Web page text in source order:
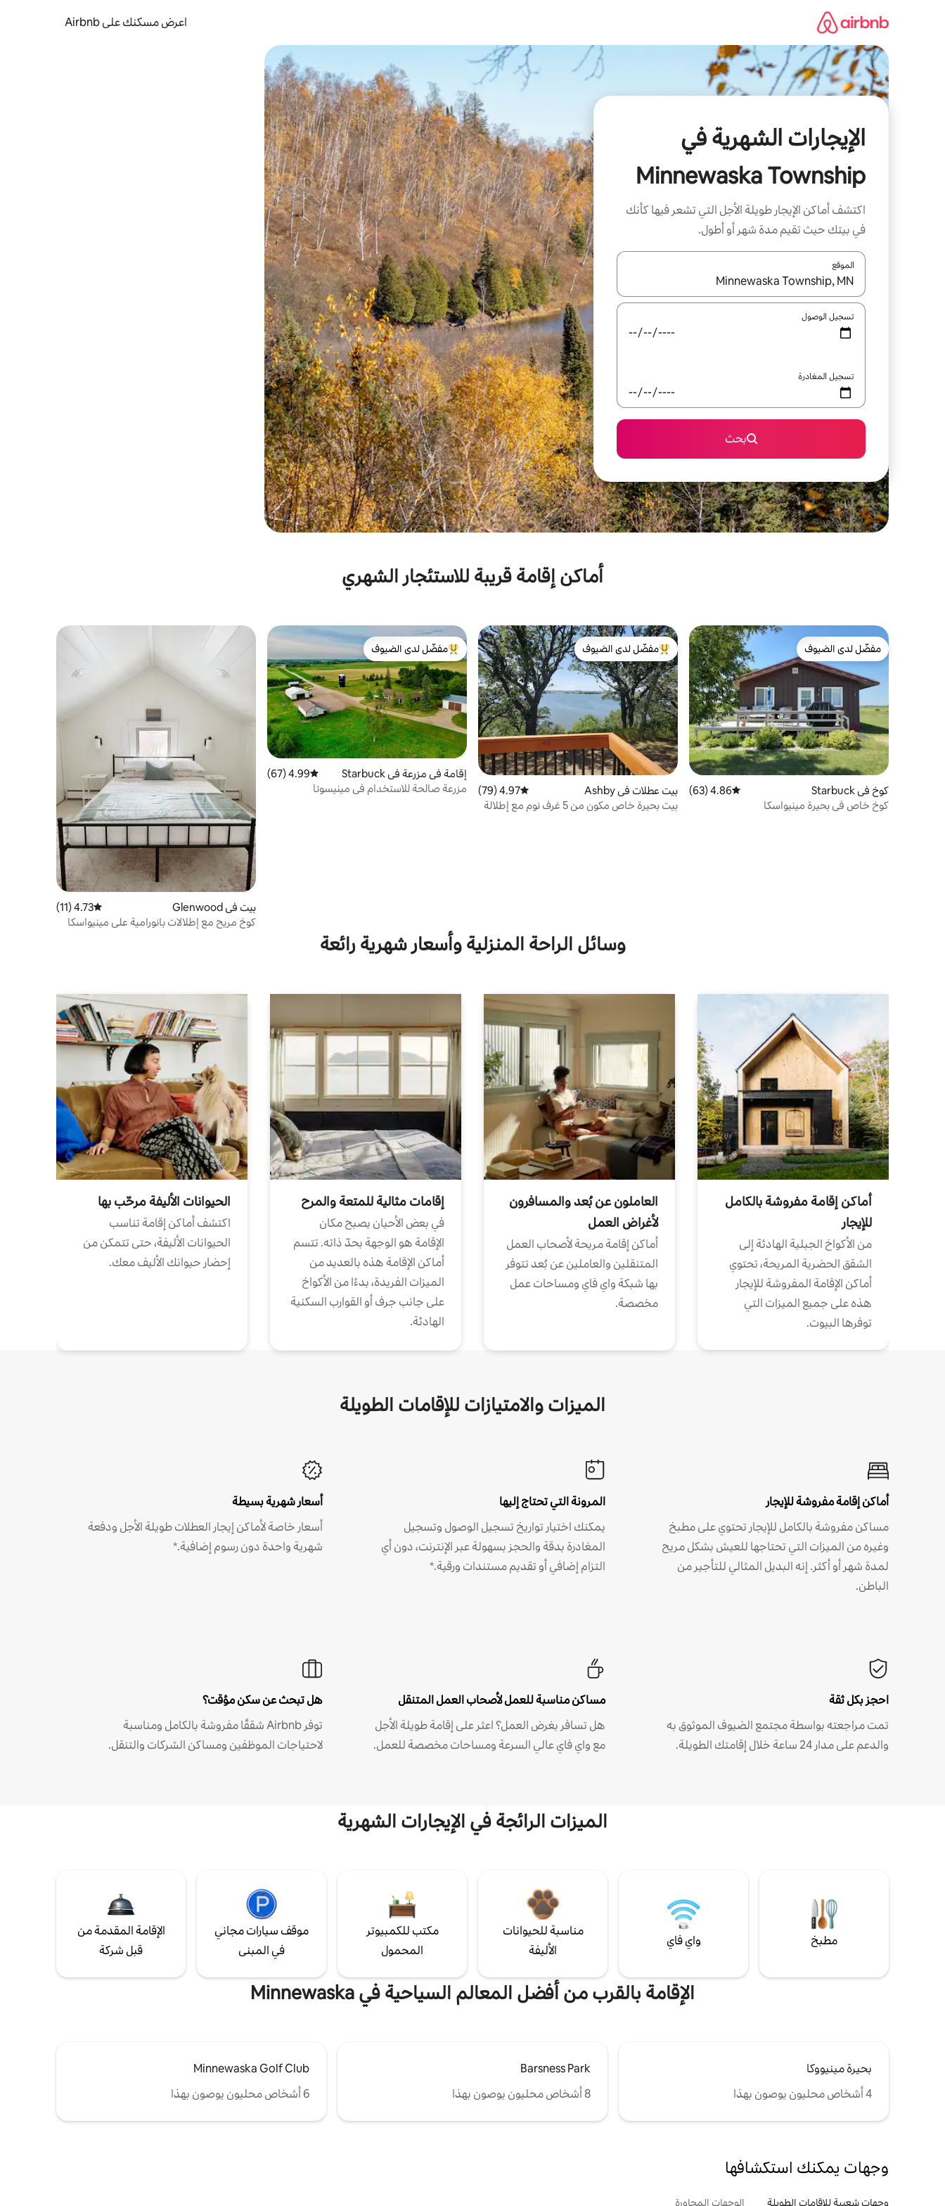
اعرض مسكنك على Airbnb
الإيجارات الشهرية في
Minnewaska Township
اكتشف أماكن الإيجار طويلة الأجل التي تشعر فيها كأنك
في بيتك حيث تقيم مدة شهر أو أطول.
الموقع
عند توفر النتائج، انتقل باستخدام السهمين لأعلى ولأسفل أو استكشف عن طريق اللمس أو السحب.
تسجيل الوصول
تسجيل المغادرة
بحث
أماكن إقامة قريبة للاستئجار الشهري
مفضّل لدى الضيوف
مفضّل لدى الضيوف
كوخ في Starbuck متوسط التقييم 4.86 من 5، 63 مراجعات
4.86 (63)
كوخ خاص في بحيرة مينيواسكا
من أبرز البيوت المفضّلة لدى الضيوف
مفضّل لدى الضيوف
بيت عطلات في Ashby متوسط التقييم 4.97 من 5، 79 مراجعات
4.97 (79)
بيت بحيرة خاص مكون من 5 غرف نوم مع إطلالة
من أبرز البيوت المفضّلة لدى الضيوف
مفضّل لدى الضيوف
إقامة في مزرعة في Starbuck متوسط التقييم 4.99 من 5، 67 مراجعات
4.99 (67)
مزرعة صالحة للاستخدام في مينيسوتا
بيت في Glenwood متوسط التقييم 4.73 من 5، 11 مراجعات
4.73 (11)
كوخ مريح مع إطلالات بانورامية على مينيواسكا
وسائل الراحة المنزلية وأسعار شهرية رائعة
أماكن إقامة مفروشة بالكامل
للإيجار
من الأكواخ الجبلية الهادئة إلى
الشقق الحضرية المريحة، تحتوي
أماكن الإقامة المفروشة للإيجار
هذه على جميع الميزات التي
توفرها البيوت.
العاملون عن بُعد والمسافرون
لأغراض العمل
أماكن إقامة مريحة لأصحاب العمل
المتنقلين والعاملين عن بُعد تتوفر
بها شبكة واي فاي ومساحات عمل
مخصصة.
إقامات مثالية للمتعة والمرح
في بعض الأحيان يصبح مكان
الإقامة هو الوجهة بحدّ ذاته. تتسم
أماكن الإقامة هذه بالعديد من
الميزات الفريدة، بدءًا من الأكواخ
على جانب جرف أو القوارب السكنية
الهادئة.
الحيوانات الأليفة مرحّب بها
اكتشف أماكن إقامة تناسب
الحيوانات الأليفة، حتى تتمكن من
إحضار حيوانك الأليف معك.
الميزات والامتيازات للإقامات الطويلة
أماكن إقامة مفروشة للإيجار
مساكن مفروشة بالكامل للإيجار تحتوي على مطبخ
وغيره من الميزات التي تحتاجها للعيش بشكل مريح
لمدة شهر أو أكثر. إنه البديل المثالي للتأجير من
الباطن.
المرونة التي تحتاج إليها
يمكنك اختيار تواريخ تسجيل الوصول وتسجيل
المغادرة بدقة والحجز بسهولة عبر الإنترنت، دون أي
التزام إضافي أو تقديم مستندات ورقية.*
أسعار شهرية بسيطة
أسعار خاصة لأماكن إيجار العطلات طويلة الأجل ودفعة
شهرية واحدة دون رسوم إضافية.*
احجز بكل ثقة
تمت مراجعته بواسطة مجتمع الضيوف الموثوق به
والدعم على مدار 24 ساعة خلال إقامتك الطويلة.
مساكن مناسبة للعمل لأصحاب العمل المتنقل
هل تسافر بغرض العمل؟ اعثر على إقامة طويلة الأجل
مع واي فاي عالي السرعة ومساحات مخصصة للعمل.
هل تبحث عن سكن مؤقت؟
توفر Airbnb شققًا مفروشة بالكامل ومناسبة
لاحتياجات الموظفين ومساكن الشركات والتنقل.
الميزات الرائجة في الإيجارات الشهرية
مطبخ واي فاي
مناسبة للحيوانات
الأليفة
مكتب للكمبيوتر
المحمول
موقف سيارات مجاني
في المبنى
الإقامة المقدمة من
قبل شركة
الإقامة بالقرب من أفضل المعالم السياحية في Minnewaska
بحيرة مينيووكا
4 أشخاص محليون يوصون بهذا
Barsness Park
8 أشخاص محليون يوصون بهذا
Minnewaska Golf Club
6 أشخاص محليون يوصون بهذا
وجهات يمكنك استكشافها
وجهات شعبية للإقامات الطويلة الوجهات المجاورة